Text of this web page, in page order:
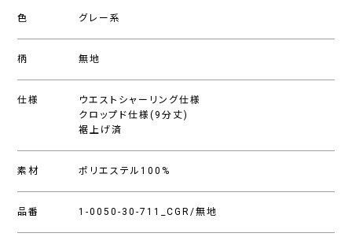
色 グレー系
柄 無地
仕様
ウエストシャーリング仕様
クロップド仕様(9分丈)
裾上げ済
素材 ポリエステル100%
品番 1-0050-30-711_CGR/無地